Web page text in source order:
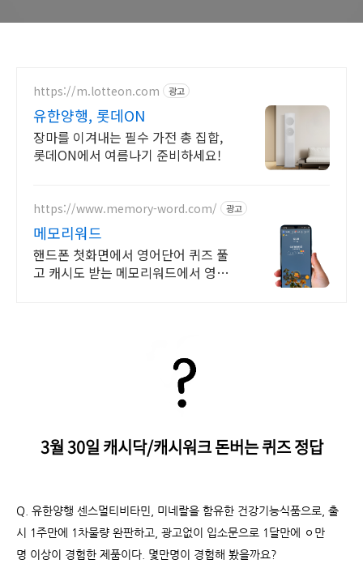
https://m.lotteon.com 광고
유한양행, 롯데ON
장마를 이겨내는 필수 가전 총 집합,
롯데ON에서 여름나기 준비하세요!
https://www.memory-word.com/ 광고
메모리워드
핸드폰 첫화면에서 영어단어 퀴즈 풀
고 캐시도 받는 메모리워드에서 영어
3월 30일 캐시닥/캐시워크 돈버는 퀴즈 정답
Q. 유한양행 센스멀티비타민, 미네랄을 함유한 건강기능식품으로, 출
시 1주만에 1차물량 완판하고, 광고없이 입소문으로 1달만에 ㅇ만
명 이상이 경험한 제품이다. 몇만명이 경험해 봤을까요?